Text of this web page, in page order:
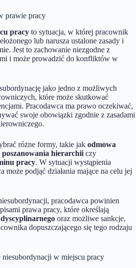
prawie pracy
pracy to sytuacja, w której pracownik
lub narusza ustalone zasady i
Jest to zachowanie niezgodne z
i może prowadzić do konfliktów w
jako jedno z możliwych
które może skutkować
Pracodawca ma prawo oczekiwać,
swoje obowiązki zgodnie z zasadami
różne formy, takie jak odmowa
hierarchii czy
pracy. W sytuacji wystąpienia
może podjąć działania mające na celu jej
pracodawca powinien
prawa pracy, które określają
oraz możliwe sankcje,
dopuszczającego się tego rodzaju
niesubordynacji w miejscu pracy